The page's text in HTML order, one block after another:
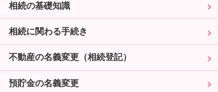
相続の基礎知識
相続に関わる手続き
不動産の名義変更（相続登記）
預貯金の名義変更